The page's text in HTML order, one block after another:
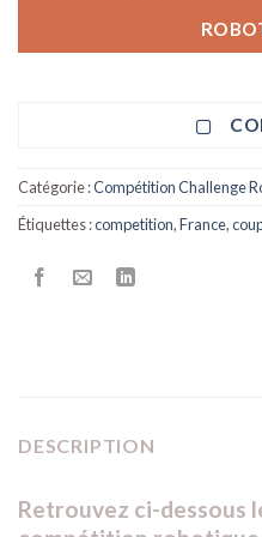
Catégorie :Compétition Challenge
Étiquettes :competition,France,
DESCRIPTION
Retrouvez ci-dessous